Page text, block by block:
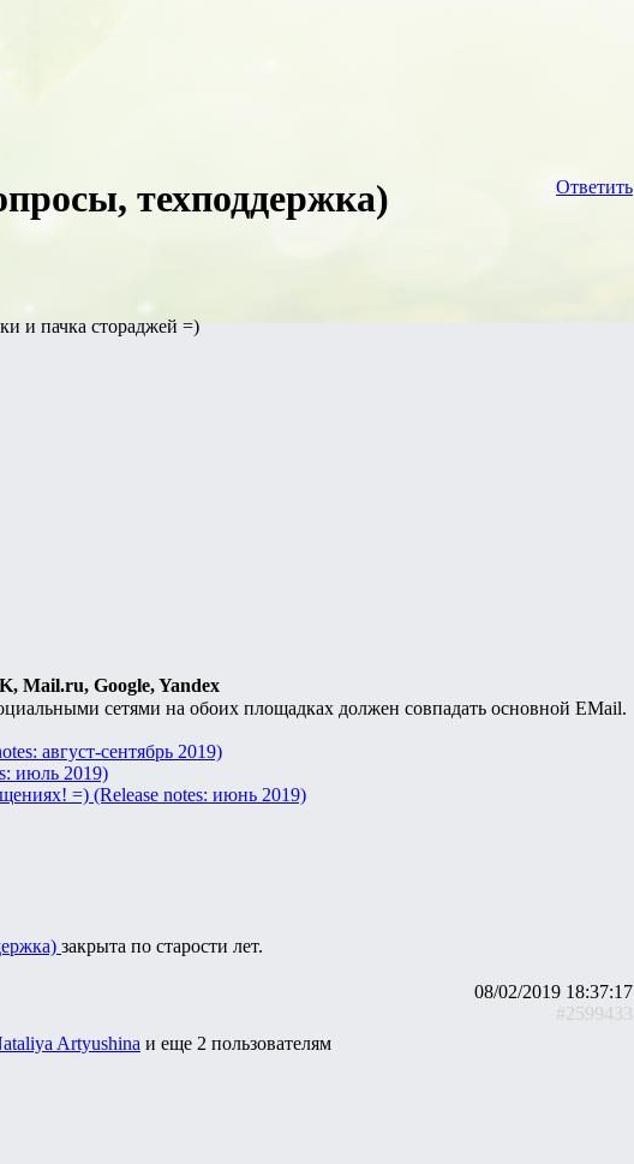
Ответить
техподдержка)
и пачка стораджей =)
Mail.ru, Google, Yandex
сетями на обоих площадках должен совпадать основной EMail.
август-сентябрь 2019)
июль 2019)
=) (Release notes: июнь 2019)
закрыта по старости лет.
08/02/2019 18:37:17
#2599433
Artyushina и еще 2 пользователям